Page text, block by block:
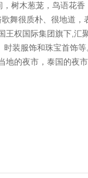
树木葱茏，鸟语花
舞很质朴、很地道，
权国际集团旗下,汇
装服饰和珠宝首饰等
的夜市，泰国的夜